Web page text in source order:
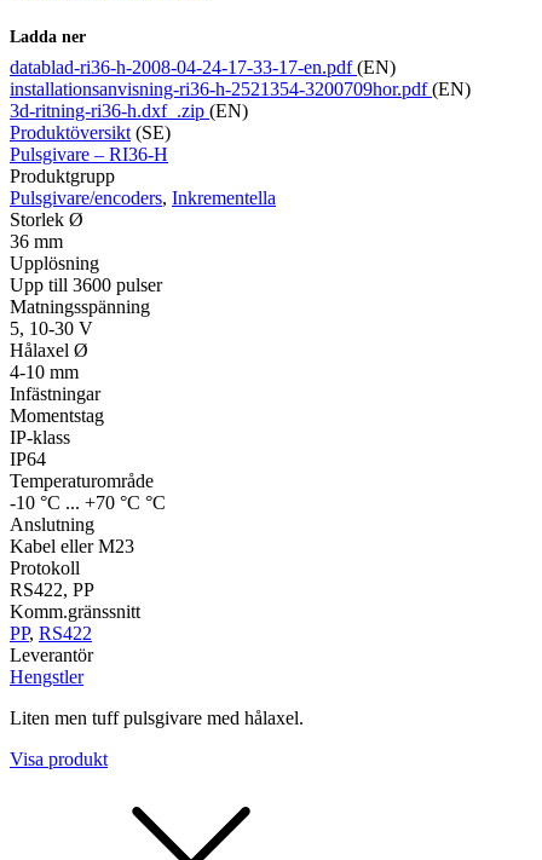
Ladda ner
datablad-ri36-h-2008-04-24-17-33-17-en.pdf(EN)
installationsanvisning-ri36-h-2521354-3200709hor.pdf(EN)
3d-ritning-ri36-h.dxf_.zip (EN)
Produktöversikt (SE)
Pulsgivare – RI36-H
Produktgrupp
Pulsgivare/encoders, Inkrementella
Storlek Ø
36 mm
Upplösning
Upp till 3600 pulser
Matningsspänning
5, 10-30 V
Hålaxel Ø
4-10 mm
Infästningar
Momentstag
IP-klass
IP64
Temperaturområde
-10 °C ... +70 °C °C
Anslutning
Kabel eller M23
Protokoll
RS422, PP
Komm.gränssnitt
PP, RS422
Leverantör
Hengstler
Liten men tuff pulsgivare med hålaxel.
Visa produkt